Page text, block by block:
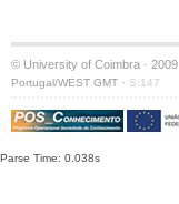
© University of Coimbra · 2009
Portugal/WEST GMT · S:147
Parse Time: 0.038s